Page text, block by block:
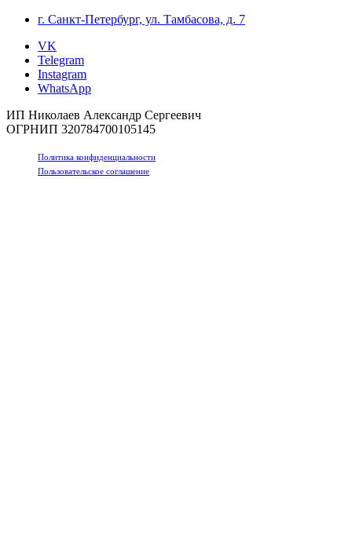
г. Санкт-Петербург, ул. Тамбасова, д. 7
VK
Telegram
Instagram
WhatsApp
ИП Николаев Александр Сергеевич
ОГРНИП 320784700105145
Политика конфиденциальности
Пользовательское соглашение